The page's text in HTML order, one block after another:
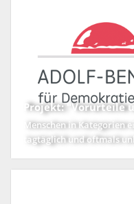
Projekt: "Vorurteile
Menschen in Kategorien
tagtäglich und oftmals